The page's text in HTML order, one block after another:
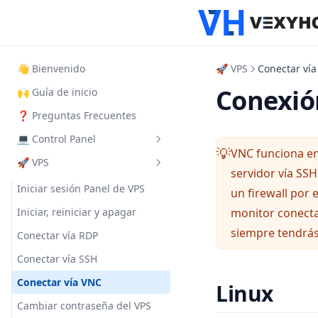
👋 Bienvenido
🙌 Guía de inicio
❓ Preguntas Frecuentes
💻 Control Panel
¿Cuál es?
Iniciar sesión
Iniciar tu servidor
Agregar otro usuario
Importar servidor
Copias de seguridad
Cómo funciona SFTP
🚀 VPS
Iniciar sesión Panel de VPS
Iniciar, reiniciar y apagar
Conectar vía RDP
Conectar vía SSH
Conectar vía VNC
Cambiar contraseña del VPS
🚀 VPS Conectar vía
💡VNC funciona
servidor vía
un firewall por
monitor
siempre
Linux